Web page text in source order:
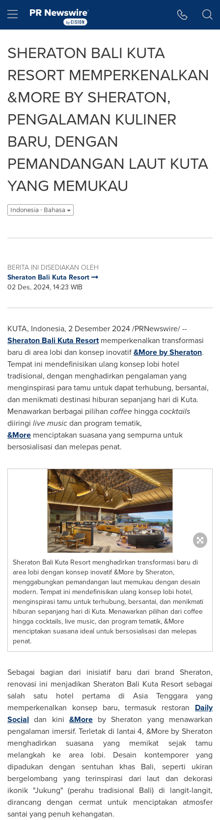
Hamburger menu
SHERATON BALI KUTA
RESORT MEMPERKENALKAN
&MORE BY SHERATON,
PENGALAMAN KULINER
BARU, DENGAN
PEMANDANGAN LAUT KUTA
YANG MEMUKAU
Indonesia - Bahasa
BERITA INI DISEDIAKAN OLEH
Sheraton Bali Kuta Resort
02 Des, 2024, 14:23 WIB
KUTA, Indonesia, 2 Desember 2024/PRNewswire/ --
Sheraton Bali Kuta Resortmemperkenalkan transformasi
baru di area lobi dan konsep inovatif&More by Sheraton.
Tempat ini mendefinisikan ulang konsep lobi hotel
tradisional, dengan menghadirkan pengalaman yang
menginspirasi para tamu untuk dapat terhubung, bersantai,
dan menikmati destinasi hiburan sepanjang hari di Kuta.
Menawarkan berbagai pilihan coffee hinggacocktails
diiringi live musicdan program tematik,
&More menciptakan suasana yang sempurna untuk
bersosialisasi dan melepas penat.
Sheraton Bali Kuta Resort menghadirkan transformasi baru di
area lobi dengan konsep inovatif &More by Sheraton,
menggabungkan pemandangan laut memukau dengan desain
modern. Tempat ini mendefinisikan ulang konsep lobi hotel,
menginspirasi tamu untuk terhubung, bersantai, dan menikmati
hiburan sepanjang hari di Kuta. Menawarkan pilihan dari coffee
hingga cocktails, live music, dan program tematik, &More
menciptakan suasana ideal untuk bersosialisasi dan melepas
penat.
Sebagai bagian dari inisiatif baru dari brand Sheraton,
renovasi ini menjadikan Sheraton Bali Kuta Resort sebagai
salah satu hotel pertama di Asia Tenggara yang
memperkenalkan konsep baru,termasuk restoran Daily
Social dan kini &Moreby Sheraton yang menawarkan
pengalaman imersif. Terletak di lantai 4, &More by Sheraton
menghadirkan suasana yang memikat sejak tamu
melangkah ke area lobi. Desain kontemporer yang
dipadukan dengan sentuhan khas Bali, seperti ukiran
bergelombang yang terinspirasi dari laut dan dekorasi
ikonik "Jukung" (perahu tradisional Bali) di langit-langit,
dirancang dengan cermat untuk menciptakan atmosfer
santai yang penuh kehangatan.